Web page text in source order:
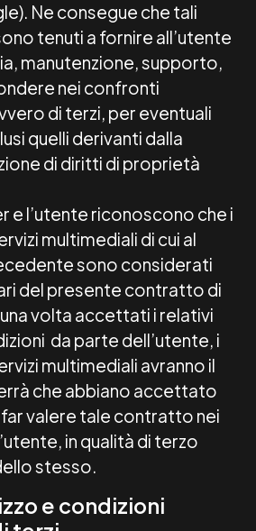
Ne consegue che tali
tenuti a fornire all’utente
manutenzione, supporto,
nei confronti
di terzi, per eventuali
quelli derivanti dalla
di diritti di proprietà
e l’utente riconoscono che i
multimediali di cui al
sono considerati
del presente contratto di
volta accettati i relativi
da parte dell’utente, i
multimediali avranno il
che abbiano accettato
valere tale contratto nei
in qualità di terzo
stesso.
e condizioni